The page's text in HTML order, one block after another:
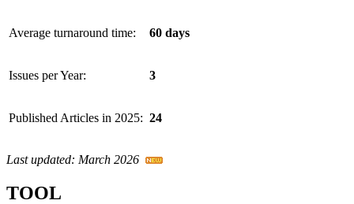
Average turnaround time: 60 days
Issues per Year: 3
Published Articles in 2025: 24
Last updated: March 2026
TOOL